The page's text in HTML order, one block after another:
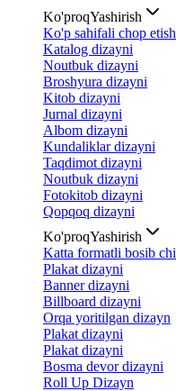
Ko'proqYashirish
Ko'p sahifali chop
Katalog dizayni
Noutbuk dizayni
Broshyura dizayni
Kitob dizayni
Jurnal dizayni
Albom dizayni
Kundaliklar dizayni
Taqdimot dizayni
Noutbuk dizayni
Fotokitob dizayni
Qopqoq dizayni
Ko'proqYashirish
Katta formatli bosib
Plakat dizayni
Banner dizayni
Billboard dizayni
Orqa yoritilgan dizayn
Plakat dizayni
Plakat dizayni
Bosma devor dizayni
Roll Up Dizayn